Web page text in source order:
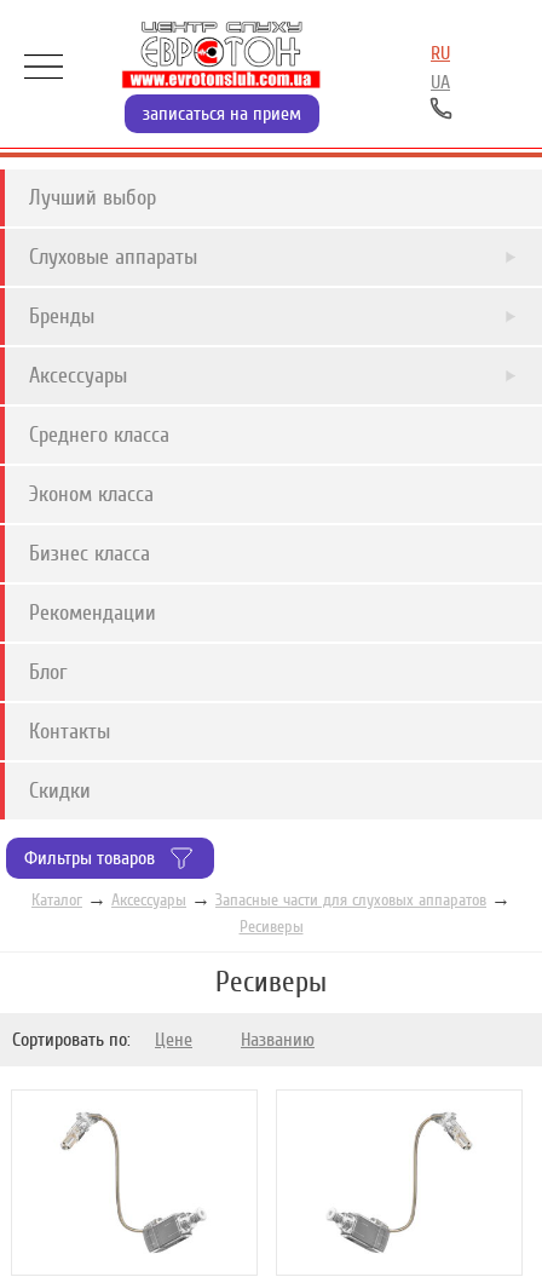
записаться на прием
RU
UA
Лучший выбор
Слуховые аппараты
Бренды
Аксессуары
Среднего класса
Эконом класса
Бизнес класса
Рекомендации
Блог
Контакты
Скидки
Фильтры товаров
Каталог → Аксессуары → Запасные части для слуховых аппаратов →
Ресиверы
Ресиверы
Сортировать по: Цене Названию